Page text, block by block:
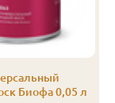
Биофа 0,05 л